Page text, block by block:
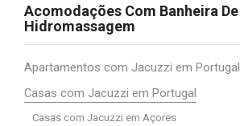
Acomodações Com Banheira De
Hidromassagem
Apartamentos com Jacuzzi em Portugal
Casas com Jacuzzi em Portugal
Casas com Jacuzzi em Açores